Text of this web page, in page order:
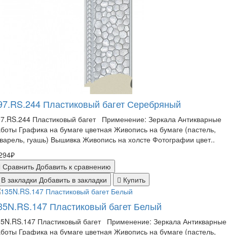
Пластиковый багет Серебряный
Пластиковый багет Применение: Зеркала Антикварные
Графика на бумаге цветная Живопись на бумаге (пастель,
гуашь) Вышивка Живопись на холсте Фотографии цвет..
Сравнить Добавить к сравнению
закладки Добавить в закладки Купить
Пластиковый багет Белый
Пластиковый багет Применение: Зеркала Антикварные
Графика на бумаге цветная Живопись на бумаге (пастель,